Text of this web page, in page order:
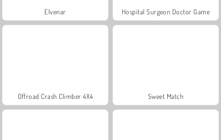
Elvenar Hospital Surgeon Doctor Game
Offroad Crash Climber 4X4 Sweet Match